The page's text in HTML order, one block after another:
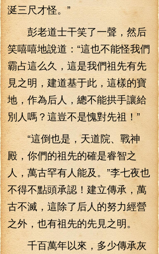
涎三尺才怪。”
彭老道士干笑了一聲，然后
笑嘻嘻地說道：“這也不能怪我們
霸占這么久，這是我們祖先有先
見之明，建道基于此，這樣的寶
地，作為后人，總不能拱手讓給
別人嗎？這豈不是愧對先祖！”
“這倒也是，天道院、戰神
殿，你們的祖先的確是睿智之
人，萬古罕有人能及。”李七夜也
不得不點頭承認！建立傳承，萬
古不滅，這除了后人的努力經營
之外，也有祖先的先見之明。
千百萬年以來，多少傳承灰